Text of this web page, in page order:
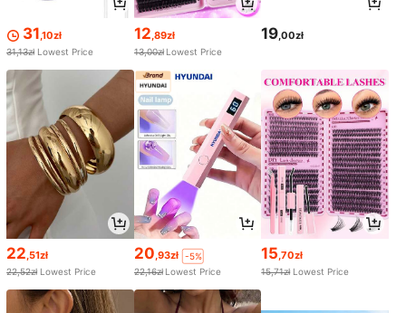
31 ,10zł
31,13zł Lowest Price
12 ,89zł
13,00zł Lowest Price
19 ,00zł
22,51zł
22,52zł Lowest Price
20,93zł
-5%
22,16zł Lowest Price
15,70zł
15,71zł Lowest Price